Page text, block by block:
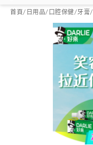
首頁/ 日用品/ 口腔保健/牙膏/